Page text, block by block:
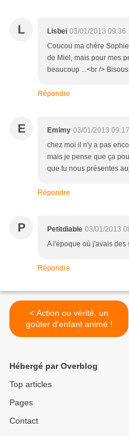
L Lisbei 03/01/2013 09:36
Coucou ma chère
de Miel, mais pour mes
beaucoup ...<br />
Répondre
E Emimy 03/01/2013 09:17
chez moi il n'y a pas
mais je pense que ça
que tu nous présentes
Répondre
P Petitdiable 03/01/2013
A l'époque où j'avais des
Répondre
< Action ou vérité, un
goûter d'enfant animé !
Hébergé par Overblog
Top articles
Pages
Contact